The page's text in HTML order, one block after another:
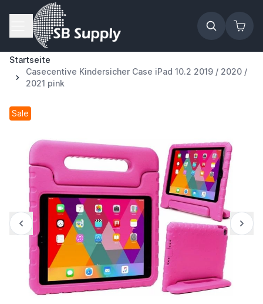
Zum Inhalt springen
Startseite
Casecentive Kindersicher Case iPad 10.2 2019 / 2020 /
2021 pink
Sale